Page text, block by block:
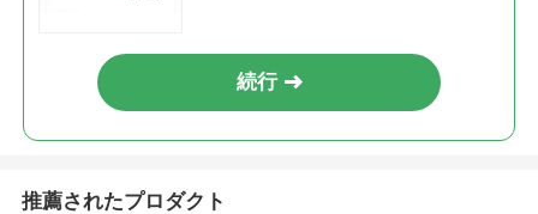
続行
推薦されたプロダクト